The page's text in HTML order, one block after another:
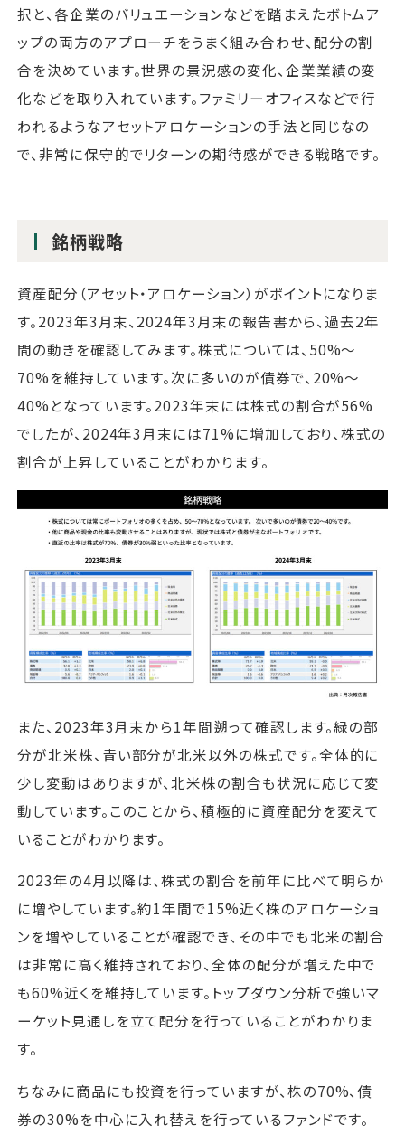
択と、各企業のバリュエーションなどを踏まえたボトムア
ップの両方のアプローチをうまく組み合わせ、配分の割
合を決めています。世界の景況感の変化、企業業績の変
化などを取り入れています。ファミリーオフィスなどで行
われるようなアセットアロケーションの手法と同じなの
で、非常に保守的でリターンの期待感ができる戦略です。
銘柄戦略
資産配分（アセット・アロケーション）がポイントになりま
す。2023年3月末、2024年3月末の報告書から、過去2年
間の動きを確認してみます。株式については、50%～
70%を維持しています。次に多いのが債券で、20%～
40%となっています。2023年末には株式の割合が56%
でしたが、2024年3月末には71%に増加しており、株式の
割合が上昇していることがわかります。
また、2023年3月末から1年間遡って確認します。緑の部
分が北米株、青い部分が北米以外の株式です。全体的に
少し変動はありますが、北米株の割合も状況に応じて変
動しています。このことから、積極的に資産配分を変えて
いることがわかります。
2023年の4月以降は、株式の割合を前年に比べて明らか
に増やしています。約1年間で15%近く株のアロケーショ
ンを増やしていることが確認でき、その中でも北米の割合
は非常に高く維持されており、全体の配分が増えた中で
も60%近くを維持しています。トップダウン分析で強いマ
ーケット見通しを立て配分を行っていることがわかりま
す。
ちなみに商品にも投資を行っていますが、株の70%、債
券の30%を中心に入れ替えを行っているファンドです。